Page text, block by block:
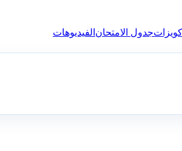
كويزاتجدول الامتحان الفيديوهات